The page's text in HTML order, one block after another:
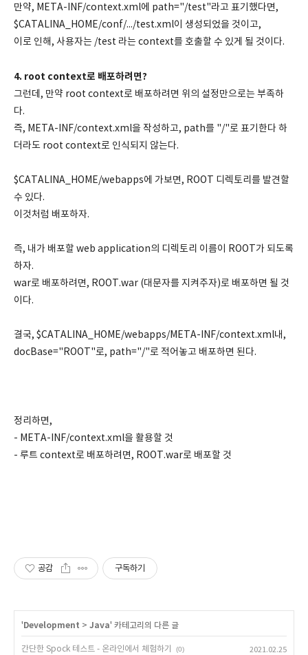
만약, META-INF/context.xml에 path="/test"라고 표기했다면,
$CATALINA_HOME/conf/.../test.xml이 생성되었을 것이고,
이로 인해, 사용자는 /test 라는 context를 호출할 수 있게 될 것이다.
4. root context로 배포하려면?
그런데, 만약 root context로 배포하려면 위의 설정만으로는 부족하
다.
즉, META-INF/context.xml을 작성하고, path를 "/"로 표기한다 하
더라도 root context로 인식되지 않는다.
$CATALINA_HOME/webapps에 가보면, ROOT 디렉토리를 발견할
수 있다.
이것처럼 배포하자.
즉, 내가 배포할 web application의 디렉토리 이름이 ROOT가 되도록
하자.
war로 배포하려면, ROOT.war (대문자를 지켜주자)로 배포하면 될 것
이다.
결국, $CATALINA_HOME/webapps/META-INF/context.xml내,
docBase="ROOT"로, path="/"로 적어놓고 배포하면 된다.
정리하면,
- META-INF/context.xml을 활용할 것
- 루트 context로 배포하려면, ROOT.war로 배포할 것
공감 구독하기
' Development > Java' 카테고리의 다른 글
간단한 Spock 테스트 - 온라인에서 체험하기 (0)
2021.02.25